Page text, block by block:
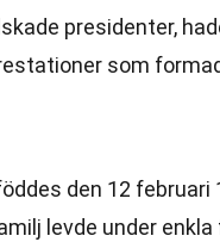
presidenter,
som
den 12
levde under